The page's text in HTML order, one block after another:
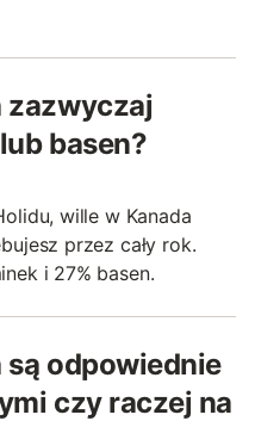
zazwyczaj
basen?
wille w Kanada
przez cały rok.
i 27% basen.
są odpowiednie
czy raczej na